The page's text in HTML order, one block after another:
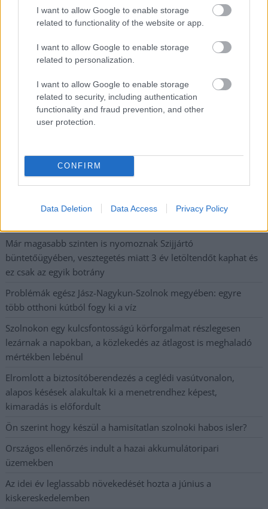
I want to allow Google to enable storage
related to functionality of the website or app.
I want to allow Google to enable storage
related to personalization.
I want to allow Google to enable storage
related to security, including authentication
functionality and fraud prevention, and other
user protection.
CONFIRM
Data Deletion Data Access Privacy Policy
meg e-mail címét:
Megismertem és elfogadom a GDPR-szabályzat
legfrissebb információkkal és exkluzív tartalmakkal hétről hétre
postaládájába érkezik!
Hétfőn kezdik, csütörtökön végeznek – lezárás miatt
fennakadásokra és pótlóbuszos közlekedésre számítsunk az
egyik Jász-Nagykun-Szolnok megyei vasútvonalon
Már magasabb szinten is nyomoznak Szijjártó
büntetőügyében, vesztegetés miatt 3 év letöltendőt kaphat és
ez csak az egyik botrány
Problémák egész Jász-Nagykun-Szolnok megyében: egyre
több otthoni kútból fogy ki a víz
Szolnokon egy kulcsfontosságú körforgalmat részlegesen
lezárnak a napokban, a közlekedés az átlagost is meghaladó
mértékben lebénul
Elromlott a biztosítóberendezés a ceglédi vasútvonalon,
alapos késések alakultak ki a menetrendhez képest,
kimaradás is előfordult
Ön szerint hogy készül a hamisítatlan szolnoki habos isler?
Országos ellenőrzés indult a hazai akkumulátoripari
üzemekben
Az idei év leglassabb növekedését hozta a június a
kiskereskedelemben